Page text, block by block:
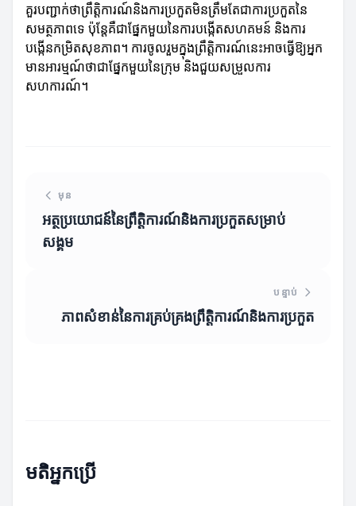
គួរបញ្ជាក់ថាព្រឹត្តិការណ៍និងការប្រកួតមិនត្រឹមតែជាការប្រកួតនៃ
សមត្ថភាពទេ ប៉ុន្តែគឺជាផ្នែកមួយនៃការបង្កើតសហគមន៍ និងការ
បង្កើនកម្រិតសុខភាព។ ការចូលរួមក្នុងព្រឹត្តិការណ៍នេះអាចធ្វើឱ្យអ្នក
មានអារម្មណ៍ថាជាផ្នែកមួយនៃក្រុម និងជួយសម្រួលការ
សហការណ៍។
មុន
អត្ថប្រយោជន៍នៃព្រឹត្តិការណ៍និងការប្រកួតសម្រាប់
សង្គម
បន្ទាប់
ភាពសំខាន់នៃការគ្រប់គ្រងព្រឹត្តិការណ៍និងការប្រកួត
មតិអ្នកប្រើ